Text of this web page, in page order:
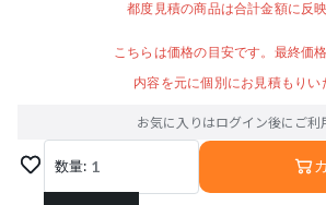
都度見積の商品は合計金額に反
こちらは価格の目安です。最終価
内容を元に個別にお見積もりい
お気に入りはログイン後にご利
数量: 1